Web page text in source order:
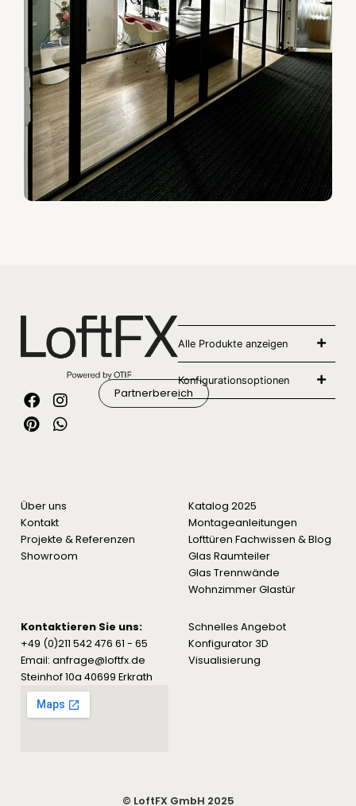
Partnerbereich
Alle Produkte anzeigen
Konfigurationsoptionen
Kontaktieren Sie uns:
+49 (0)211 542 476 61 - 65
Email: anfrage@loftfx.de
Steinhof 10a 40699 Erkrath
Über uns
Kontakt
Projekte & Referenzen
Showroom
Schnelles Angebot
Konfigurator 3D
Visualisierung
Katalog 2025
Montageanleitungen
Lofttüren Fachwissen & Blog
Glas Raumteiler
Glas Trennwände
Wohnzimmer Glastür
© LoftFX GmbH 2025